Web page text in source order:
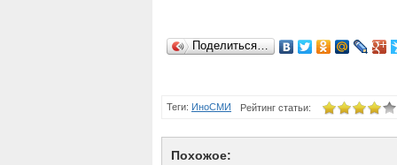
Поделиться…
Теги: ИноСМИ Рейтинг статьи:
Похожое: